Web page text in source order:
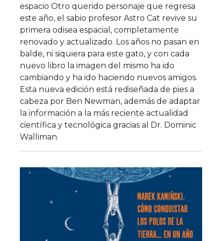
espacio Otro querido personaje que regresa
este año, el sabio profesor Astro Cat revive su
primera odisea espacial, completamente
renovado y actualizado. Los años no pasan en
balde, ni siquiera para este gato, y con cada
nuevo libro la imagen del mismo ha ido
cambiando y ha ido haciendo nuevos amigos.
Esta nueva edición está rediseñada de pies a
cabeza por Ben Newman, además de adaptar
la información a la más reciente actualidad
científica y tecnológica gracias al Dr. Dominic
Walliman.